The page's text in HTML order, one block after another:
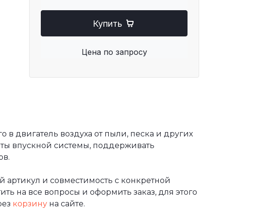
Купить
Цена по запросу
в двигатель воздуха от пыли, песка и других
впускной системы, поддерживать
и совместимость с конкретной
на все вопросы и оформить заказ, для этого
корзину на сайте.